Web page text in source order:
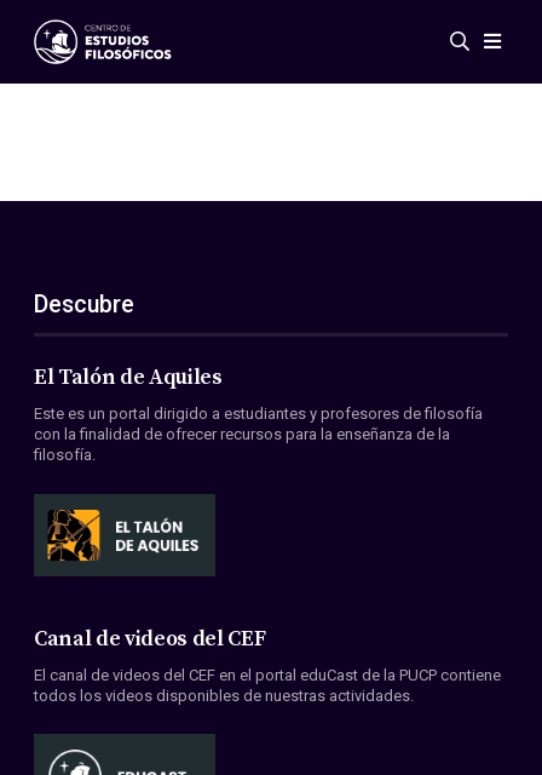
Eventos
ES
EN
Acerca de nosotros
Miembros
Convenios
Descubre
El Talón de Aquiles
Este es un portal dirigido a estudiantes y profesores de filosofía
con la finalidad de ofrecer recursos para la enseñanza de la
filosofía.
Canal de videos del CEF
El canal de videos del CEF en el portal eduCast de la PUCP contiene
todos los videos disponibles de nuestras actividades.